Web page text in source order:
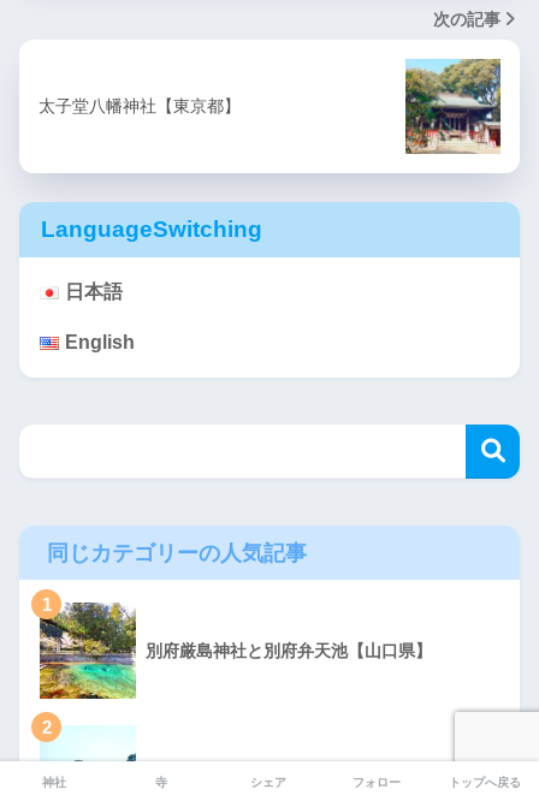
次の記事
太子堂八幡神社【東京都】
LanguageSwitching
日本語
English
同じカテゴリーの人気記事
1
別府厳島神社と別府弁天池【山口県】
2
海津見神社（龍王宮）【高知県】
神社 寺 シェア フォロー トップへ戻る